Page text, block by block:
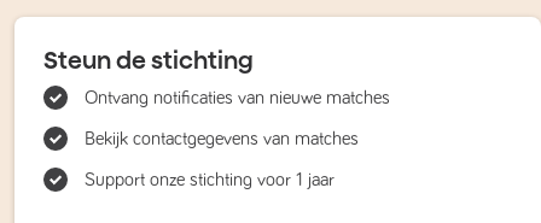
Steun de stichting
Ontvang notificaties van nieuwe matches
Bekijk contactgegevens van matches
Support onze stichting voor 1 jaar